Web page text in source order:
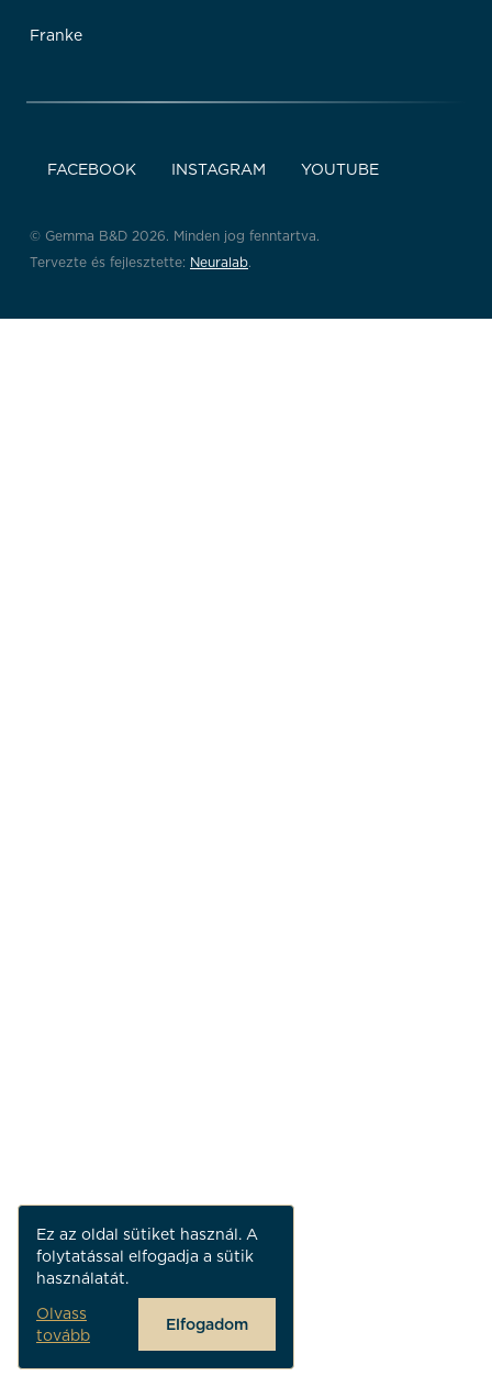
Franke
FACEBOOK INSTAGRAM YOUTUBE
© Gemma B&D 2026. Minden jog fenntartva.
Tervezte és fejlesztette: Neuralab.
Ez az oldal sütiket használ. A
folytatással elfogadja a sütik
használatát.
Olvass
tovább
Elfogadom